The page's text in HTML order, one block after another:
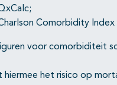
Comorbidity Index
voor comorbiditeit
hiermee het risico op